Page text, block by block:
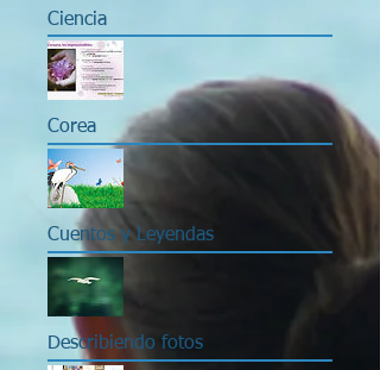
Ciencia
Corea
Cuentos y Leyendas
Describiendo fotos